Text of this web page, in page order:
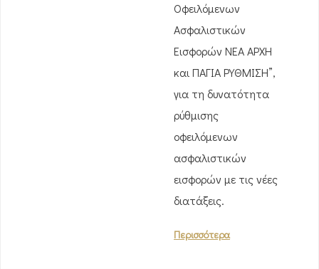
Οφειλόμενων
Ασφαλιστικών
Εισφορών ΝΕΑ ΑΡΧΗ
και ΠΑΓΙΑ ΡΥΘΜΙΣΗ”,
για τη δυνατότητα
ρύθμισης
οφειλόμενων
ασφαλιστικών
εισφορών με τις νέες
διατάξεις.
Περισσότερα